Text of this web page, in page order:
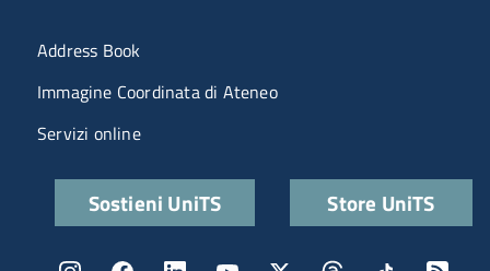
Menu portale
Address Book
Immagine Coordinata di Ateneo
Servizi online
Quick linksSostieni UniTS Store UniTS